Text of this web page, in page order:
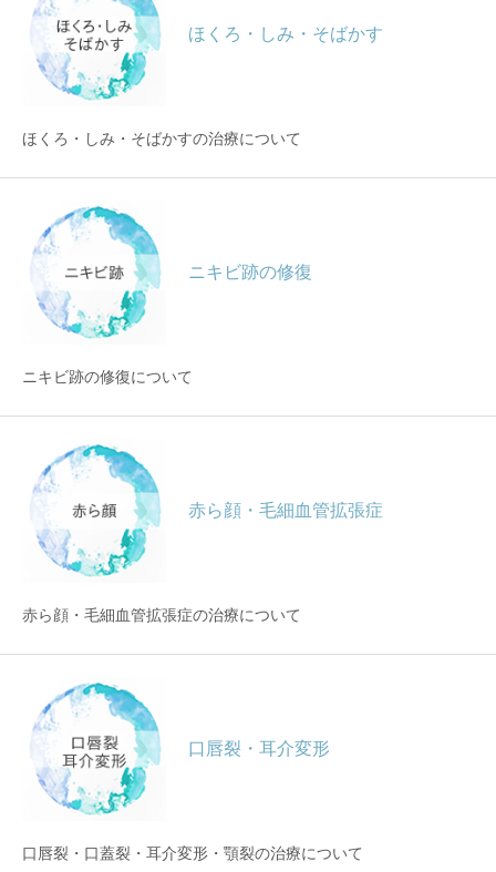
ほくろ・しみ・そばかす
ほくろ・しみ・そばかすの治療について
ニキビ跡の修復
ニキビ跡の修復について
赤ら顔・毛細血管拡張症
赤ら顔・毛細血管拡張症の治療について
口唇裂・耳介変形
口唇裂・口蓋裂・耳介変形・顎裂の治療について